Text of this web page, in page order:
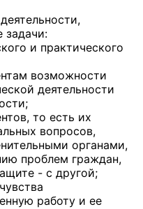
задачи:
и практического
возможности
деятельности
то есть их
вопросов,
органами,
проблем граждан,
- с другой;
работу и ее